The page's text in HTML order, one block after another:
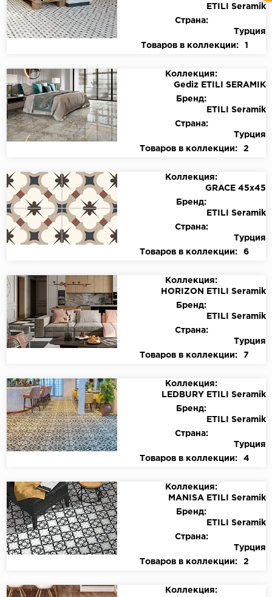
ETILI Seramik
Страна:
Турция
Товаров в коллекции:
1
Коллекция:
Gediz ETILI SERAMIK
Бренд:
ETILI Seramik
Страна:
Турция
Товаров в коллекции:
2
Коллекция:
GRACE 45x45
Бренд:
ETILI Seramik
Страна:
Турция
Товаров в коллекции:
6
Коллекция:
HORIZON ETILI Seramik
Бренд:
ETILI Seramik
Страна:
Турция
Товаров в коллекции:
7
Коллекция:
LEDBURY ETILI Seramik
Бренд:
ETILI Seramik
Страна:
Турция
Товаров в коллекции:
4
Коллекция:
MANISA ETILI Seramik
Бренд:
ETILI Seramik
Страна:
Турция
Товаров в коллекции:
2
Коллекция: